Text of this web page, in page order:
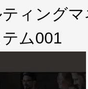
ィングマ
ム001